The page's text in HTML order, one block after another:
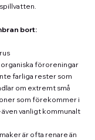
bort:
föroreningar
farliga rester som
om extremt små
som förekommer i
vanligt kommunalt
är ofta renare än